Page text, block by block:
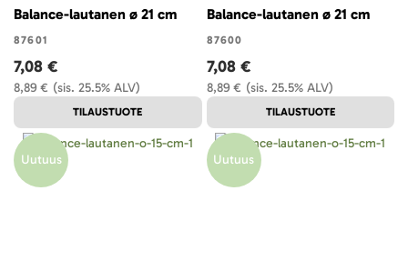
Balance-lautanen ø 21 cm
87601
(sis. 25.5% ALV)
8,89 €
7,08 €
TILAUSTUOTE
Balance-lautanen ø 21 cm
87600
(sis. 25.5% ALV)
8,89 €
7,08 €
TILAUSTUOTE
Uutuus Uutuus